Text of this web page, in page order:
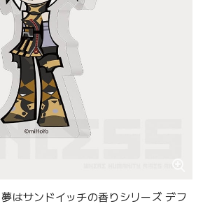
はサンドイッチの香りシリーズ デフ